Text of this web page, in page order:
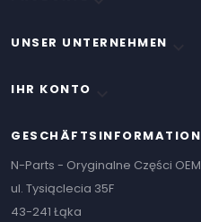
UNSER UNTERNEHMEN
IHR KONTO
GESCHÄFTSINFORMATION
N-Parts - Oryginalne Części OEM
ul. Tysiąclecia 35F
43-241 Łąka